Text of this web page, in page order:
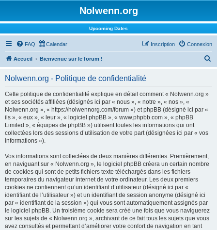
Nolwenn.org
Upcoming Dates
FAQ Calendar Connexion
Inscription
Accueil Bienvenue sur le forum !
Nolwenn.org - Politique de confidentialité
Cette politique de confidentialité explique en détail comment « Nolwenn.org »
et ses sociétés affiliées (désignés ici par « nous », « notre », « nos », «
Nolwenn.org », « https://nolwennorg.com/forum ») et phpBB (désigné ici par «
ils », « eux », « leur », « logiciel phpBB », « www.phpbb.com », « phpBB
Limited », « équipes de phpBB ») utilisent toutes les informations qui ont
collectées lors des sessions d’utilisation de votre part (désignées ici par « vos
informations »).
Vos informations sont collectées de deux manières différentes. Premièrement,
en naviguant sur « Nolwenn.org », le logiciel phpBB créera un certain nombre
de cookies qui sont de petits fichiers texte téléchargés dans les fichiers
temporaires du navigateur internet de votre ordinateur. Les deux premiers
cookies ne contiennent qu’un identifiant d’utilisateur (désigné ici par «
identifiant de l’utilisateur ») et un identifiant de session anonyme (désigné ici
par « identifiant de la session ») qui vous sont automatiquement assignés par
le logiciel phpBB. Un troisième cookie sera créé une fois que vous naviguerez
sur les sujets de « Nolwenn.org », archivant de ce fait tous les sujets que vous
avez consultés et permettant d’améliorer votre confort de navigation en tant